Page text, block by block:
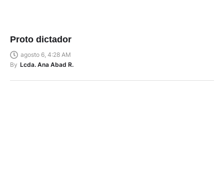
Proto dictador
agosto 6, 4:28 AM
By Lcda. Ana Abad R.